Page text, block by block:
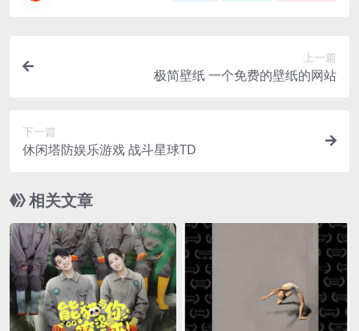
上一篇
极简壁纸 一个免费的壁纸的网站
下一篇
休闲塔防娱乐游戏 战斗星球TD
相关文章